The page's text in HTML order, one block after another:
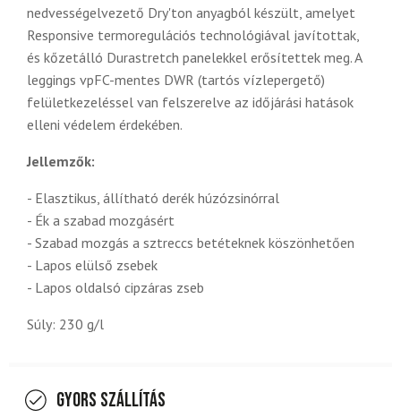
nedvességelvezető Dry'ton anyagból készült, amelyet
Responsive termoregulációs technológiával javítottak,
és kőzetálló Durastretch panelekkel erősítettek meg. A
leggings vpFC-mentes DWR (tartós vízlepergető)
felületkezeléssel van felszerelve az időjárási hatások
elleni védelem érdekében.
Jellemzők:
- Elasztikus, állítható derék húzózsinórral
- Ék a szabad mozgásért
- Szabad mozgás a sztreccs betéteknek köszönhetően
- Lapos elülső zsebek
- Lapos oldalsó cipzáras zseb
Súly: 230 g/l
Gyors szállítás